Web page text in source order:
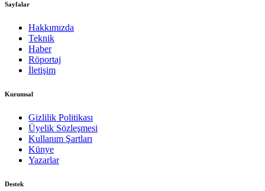
Sayfalar
Hakkımızda
Teknik
Haber
Röportaj
İletişim
Kurumsal
Gizlilik Politikası
Üyelik Sözleşmesi
Kullanım Şartları
Künye
Yazarlar
Destek